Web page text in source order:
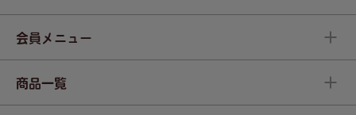
会員メニュー
商品一覧